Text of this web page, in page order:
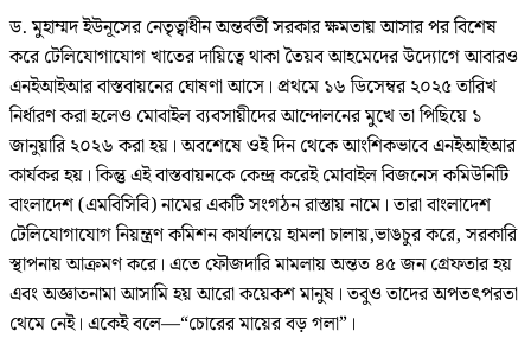
ড. মুহাম্মদ ইউনূসের নেতৃত্বাধীন অন্তর্বর্তী সরকার ক্ষমতায় আসার পর বিশেষ
করে টেলিযোগাযোগ খাতের দায়িত্বে থাকা তৈয়ব আহমেদের উদ্যোগে আবারও
এনইআইআর বাস্তবায়নের ঘোষণা আসে। প্রথমে ১৬ ডিসেম্বর ২০২৫ তারিখ
নির্ধারণ করা হলেও মোবাইল ব্যবসায়ীদের আন্দোলনের মুখে তা পিছিয়ে ১
জানুয়ারি ২০২৬ করা হয়। অবশেষে ওই দিন থেকে আংশিকভাবে এনইআইআর
কার্যকর হয়। কিন্তু এই বাস্তবায়নকে কেন্দ্র করেই মোবাইল বিজনেস কমিউনিটি
বাংলাদেশ (এমবিসিবি) নামের একটি সংগঠন রাস্তায় নামে। তারা বাংলাদেশ
টেলিযোগাযোগ নিয়ন্ত্রণ কমিশন কার্যালয়ে হামলা চালায়,ভাঙচুর করে, সরকারি
স্থাপনায় আক্রমণ করে। এতে ফৌজদারি মামলায় অন্তত ৪৫ জন গ্রেফতার হয়
এবং অজ্ঞাতনামা আসামি হয় আরো কয়েকশ মানুষ। তবুও তাদের অপতৎপরতা
থেমে নেই। একেই বলে—“চোরের মায়ের বড় গলা”।